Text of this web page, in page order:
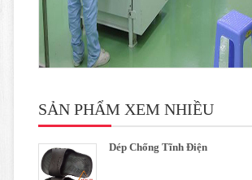
SẢN PHẨM XEM NHIỀU
Dép Chống Tĩnh Điện